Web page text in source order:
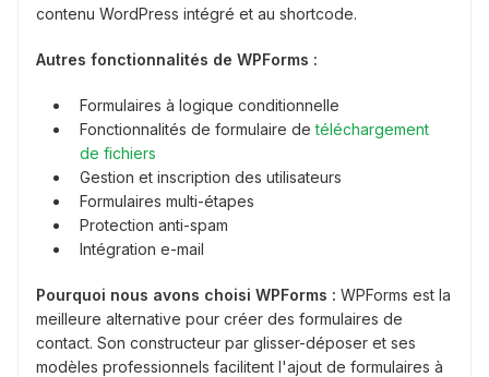
contenu WordPress intégré et au shortcode.
Autres fonctionnalités de WPForms :
Formulaires à logique conditionnelle
Fonctionnalités de formulaire detéléchargement
de fichiers
Gestion et inscription des utilisateurs
Formulaires multi-étapes
Protection anti-spam
Intégration e-mail
Pourquoi nous avons choisi WPForms : WPForms est la
meilleure alternative pour créer des formulaires de
contact. Son constructeur par glisser-déposer et ses
modèles professionnels facilitent l'ajout de formulaires à